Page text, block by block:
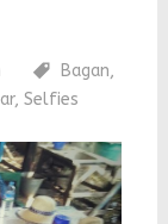
Bagan,
, Selfies